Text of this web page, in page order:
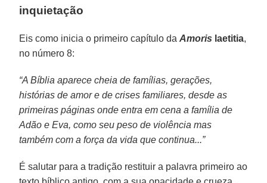
inquietação
Eis como inicia o primeiro capítulo daAmoris laetitia,
no número 8:
“A Bíblia aparece cheia de famílias, gerações,
histórias de amor e de crises familiares, desde as
primeiras páginas onde entra em cena a família de
Adão e Eva, como seu peso de violência mas
também com a força da vida que continua...”
É salutar para a tradição restituir a palavra primeiro ao